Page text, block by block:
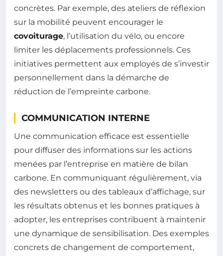
concrètes. Par exemple, des ateliers de réflexion
sur la mobilité peuvent encourager le
covoiturage, l’utilisation du vélo, ou encore
limiter les déplacements professionnels. Ces
initiatives permettent aux employés de s’investir
personnellement dans la démarche de
réduction de l’empreinte carbone.
COMMUNICATION INTERNE
Une communication efficace est essentielle
pour diffuser des informations sur les actions
menées par l’entreprise en matière de bilan
carbone. En communiquant régulièrement, via
des newsletters ou des tableaux d’affichage, sur
les résultats obtenus et les bonnes pratiques à
adopter, les entreprises contribuent à maintenir
une dynamique de sensibilisation. Des exemples
concrets de changement de comportement,